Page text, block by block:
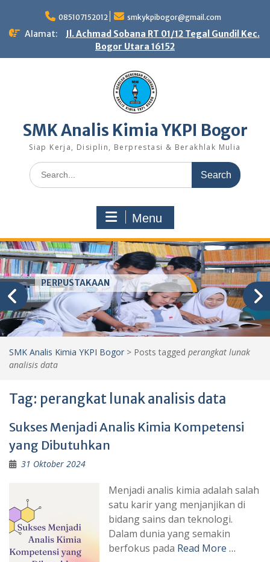
content
085107152012 smkykpibogor@gmail.com
Alamat:
Jl. Achmad Sobana RT 01/12 Tegal Gundil Kec.
Bogor Utara 16152
SMK Analis Kimia YKPI Bogor
Siap Kerja, Disiplin, Berprestasi & Berakhlak Mulia
Search
for:
Menu
PERPUSTAKAAN
SMK Analis Kimia YKPI Bogor > Posts tagged perangkat lunak
analisis data
Tag: perangkat lunak analisis data
Sukses Menjadi Analis Kimia Kompetensi
yang Dibutuhkan
31 Oktober 2024
Menjadi analis kimia adalah salah
satu karir yang menjanjikan di
bidang sains dan teknologi.
Dalam dunia yang semakin
berfokus pada Read More …